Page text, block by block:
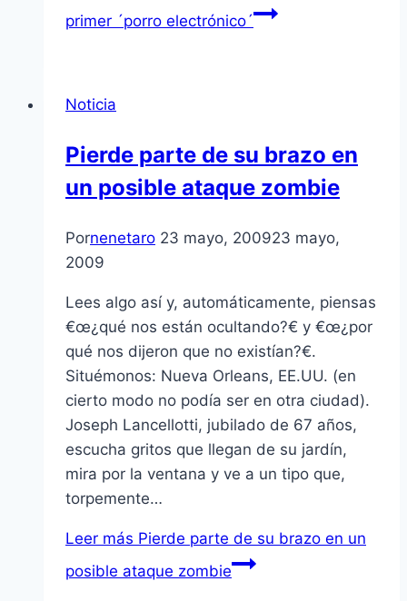
primer ´porro electrónico´
Noticia
Pierde parte de su brazo en
un posible ataque zombie
Pornenetaro 23 mayo, 200923 mayo,
2009
Lees algo así­ y, automáticamente, piensas
€œ¿qué nos están ocultando?€ y €œ¿por
qué nos dijeron que no existí­an?€.
Situémonos: Nueva Orleans, EE.UU. (en
cierto modo no podí­a ser en otra ciudad).
Joseph Lancellotti, jubilado de 67 años,
escucha gritos que llegan de su jardí­n,
mira por la ventana y ve a un tipo que,
torpemente…
Leer más Pierde parte de su brazo en un
posible ataque zombie